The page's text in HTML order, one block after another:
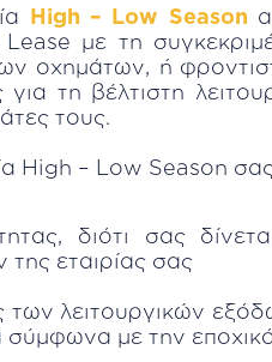
High – Low Season
με τη
οχημάτων, ή
για τη βέλτιστη
τους.
High – Low Season σας
διότι σας
εταιρίας σας
λειτουργικών
με την